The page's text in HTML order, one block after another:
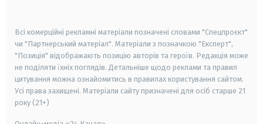
Всі комерційні рекламні матеріали позначені словами "Спецпроєкт"
чи "Партнерський матеріал". Матеріали з позначкою "Експерт",
"Позиція" відображають позицію авторів та героїв. Редакція може
не поділяти їхніх поглядів. Детальніше щодо реклами та правил
цитування можна ознайомитись в правилах користування сайтом.
Усі права захищені. Матеріали сайту призначені для осіб старше 21
року (21+)